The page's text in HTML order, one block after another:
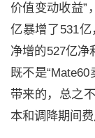
价值变动收益”
亿暴增了 531亿
净增的527亿净
既不是“Mate60
带来的，总之
本和调降期间